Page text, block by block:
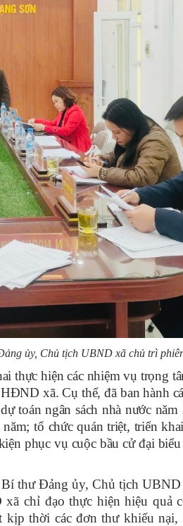
ủy, Chủ tịch UBND xã chủ trì
thực hiện các nhiệm vụ trọng
xã. Cụ thể, đã ban hành
toán ngân sách nhà nước
tổ chức quán triệt, triển
phục vụ cuộc bầu cử đại
thư Đảng ủy, Chủ tịch
chỉ đạo thực hiện hiệu quả
thời các đơn thư khiếu nại,